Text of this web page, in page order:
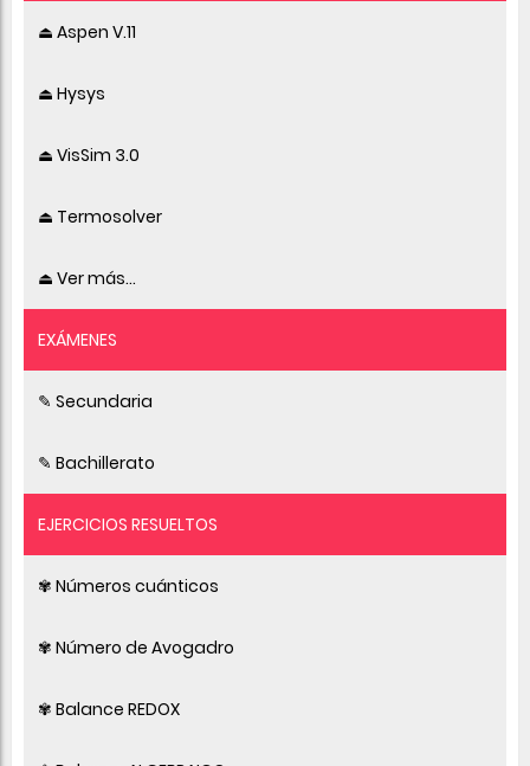
⏏ Aspen V.11
⏏ Hysys
⏏ VisSim 3.0
⏏ Termosolver
⏏ Ver más...
EXÁMENES
✎ Secundaria
✎ Bachillerato
EJERCICIOS RESUELTOS
✾ Números cuánticos
✾ Número de Avogadro
✾ Balance REDOX